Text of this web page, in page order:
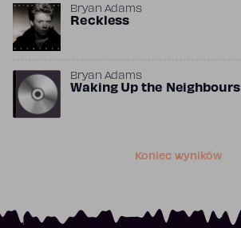
Bryan Adams
Reckless
Bryan Adams
Waking Up the Neighbours
Koniec wyników